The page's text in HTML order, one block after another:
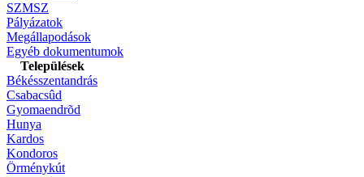
SZMSZ
Pályázatok
Megállapodások
Egyéb dokumentumok
Települések
Békésszentandrás
Csabacsûd
Gyomaendrõd
Hunya
Kardos
Kondoros
Örménykút